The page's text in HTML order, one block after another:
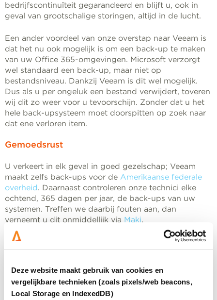
Deze website maakt gebruik van cookies en
vergelijkbare technieken (zoals pixels/web beacons,
Local Storage en IndexedDB)
bedrijfscontinuïteit gegarandeerd en blijft u, ook in
geval van grootschalige storingen, altijd in de lucht.
Een ander voordeel van onze overstap naar Veeam is
dat het nu ook mogelijk is om een back-up te maken
van uw Office 365-omgevingen. Microsoft verzorgt
wel standaard een back-up, maar niet op
bestandsniveau. Dankzij Veeam is dit wel mogelijk.
Dus als u per ongeluk een bestand verwijdert, toveren
wij dit zo weer voor u tevoorschijn. Zonder dat u het
hele back-upsysteem moet doorspitten op zoek naar
dat ene verloren item.
Gemoedsrust
U verkeert in elk geval in goed gezelschap; Veeam
maakt zelfs back-ups voor de Amerikaanse federale
overheid. Daarnaast controleren onze technici elke
ochtend, 365 dagen per jaar, de back-ups van uw
systemen. Treffen we daarbij fouten aan, dan
verneemt u dit onmiddellijk via Maki.
Wij zijn ervan overtuigd dat we met Veeam u nog
beter terzijde kunnen staan. Volledige back-up,
innovatiekracht en infrastructuur van Microsoft. We
hebben het dan wel niet zelf gebouwd, maar zijn er
desondanks trots op dat we hiermee uw